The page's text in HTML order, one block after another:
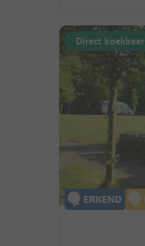
Direct boekbaar